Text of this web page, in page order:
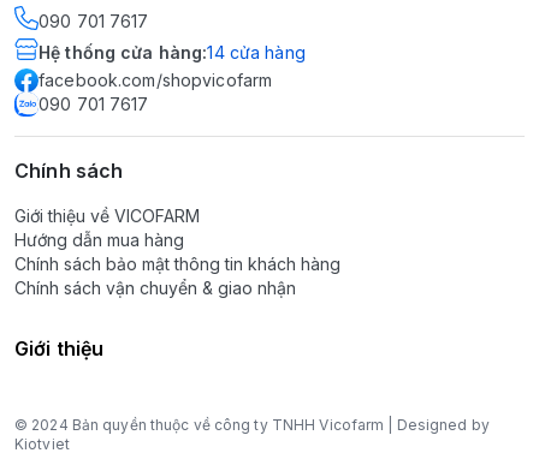
090 701 7617
Hệ thống cửa hàng:14 cửa hàng
facebook.com/shopvicofarm
090 701 7617
Chính sách
Giới thiệu về VICOFARM
Hướng dẫn mua hàng
Chính sách bảo mật thông tin khách hàng
Chính sách vận chuyển & giao nhận
Giới thiệu
© 2024 Bản quyền thuộc về công ty TNHH Vicofarm | Designed by
Kiotviet